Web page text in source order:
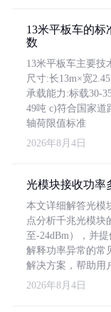
13米平板车的标
数
13米平板车主要技
尺寸:长13m×宽
承载能力:标载30-
49吨 c)符合国家道
轴荷限值标准
2026年8月4日
光模块接收功率
本文详细解答光模
点分析千兆光模块
至-24dBm），并
解释功率异常的常
解决方案，帮助用
2026年8月4日